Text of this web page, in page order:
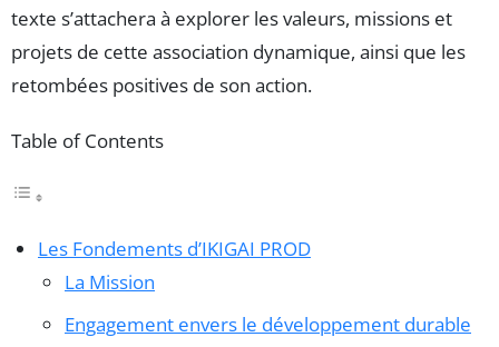
texte s’attachera à explorer les valeurs, missions et
projets de cette association dynamique, ainsi que les
retombées positives de son action.
Table of Contents
Les Fondements d’IKIGAI PROD
La Mission
Engagement envers le développement durable